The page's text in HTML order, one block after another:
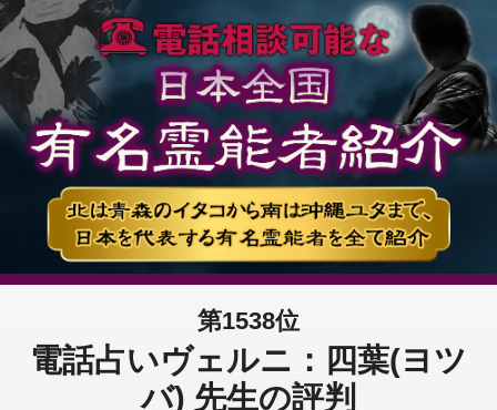
第1538位
電話占いヴェルニ：四葉(ヨツ
バ) 先生の評判